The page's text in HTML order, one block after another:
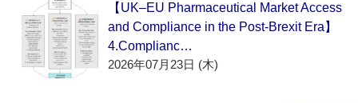
【UK–EU Pharmaceutical Market Access
and Compliance in the Post-Brexit Era】
4.Complianc…
2026年07月23日 (木)